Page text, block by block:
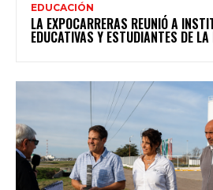
EDUCACIÓN
LA EXPOCARRERAS REUNIÓ A
EDUCATIVAS Y ESTUDIANTES DE LA